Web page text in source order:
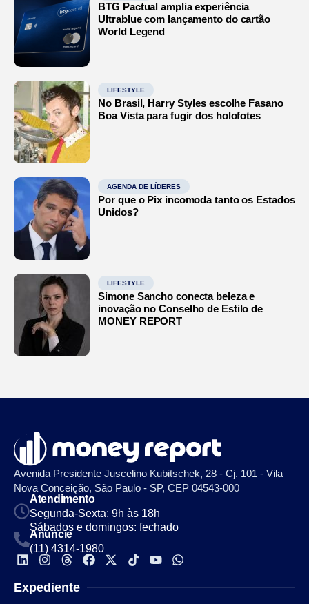
BTG Pactual amplia experiência
Ultrablue com lançamento do cartão
World Legend
LIFESTYLE
No Brasil, Harry Styles escolhe Fasano
Boa Vista para fugir dos holofotes
AGENDA DE LÍDERES
Por que o Pix incomoda tanto os Estados
Unidos?
LIFESTYLE
Simone Sancho conecta beleza e
inovação no Conselho de Estilo de
MONEY REPORT
Avenida Presidente Juscelino Kubitschek, 28 - Cj. 101 - Vila
Nova Conceição, São Paulo - SP, CEP 04543-000
Atendimento
Segunda-Sexta: 9h às 18h
Sábados e domingos: fechado
Anuncie
(11) 4314-1980
Expediente